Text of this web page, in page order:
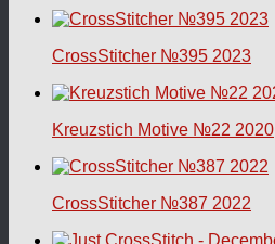
CrossStitcher №395 2023
Kreuzstich Motive №22 2020
CrossStitcher №387 2022